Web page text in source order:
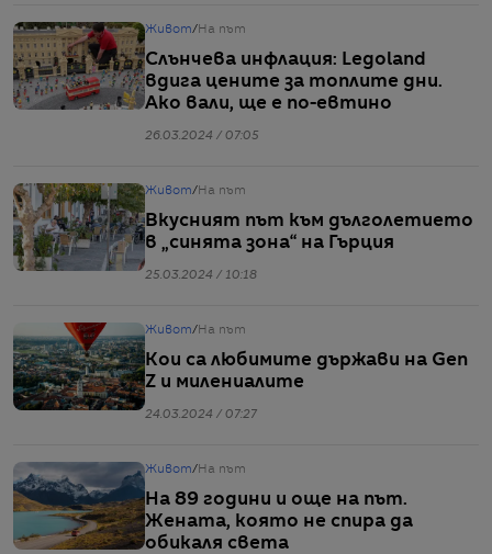
Живот/ На път
Слънчева инфлация: Legoland
вдига цените за топлите дни.
Ако вали, ще е по-евтино
26.03.2024 / 07:05
Живот/ На път
Вкусният път към дълголетието
в „синята зона“ на Гърция
25.03.2024 / 10:18
Живот/ На път
Кои са любимите държави на Gen
Z и милениалите
24.03.2024 / 07:27
Живот/ На път
На 89 години и още на път.
Жената, която не спира да
обикаля света